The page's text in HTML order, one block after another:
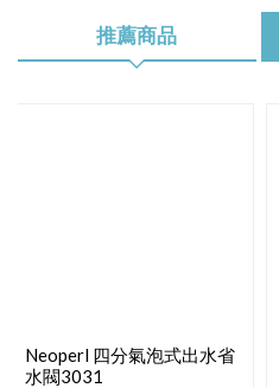
推薦商品
Neoperl 四分氣泡式出水省
水閥3031